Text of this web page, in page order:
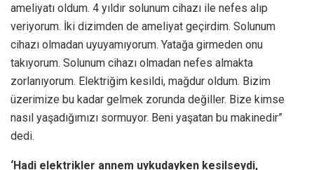
ameliyatı oldum. 4 yıldır solunum cihazı ile nefes alıp
veriyorum. İki dizimden de ameliyat geçirdim. Solunum
cihazı olmadan uyuyamıyorum. Yatağa girmeden onu
takıyorum. Solunum cihazı olmadan nefes almakta
zorlanıyorum. Elektriğim kesildi, mağdur oldum. Bizim
üzerimize bu kadar gelmek zorunda değiller. Bize kimse
nasıl yaşadığımızı sormuyor. Beni yaşatan bu makinedir”
dedi.
‘Hadi elektrikler annem uykudayken kesilseydi,